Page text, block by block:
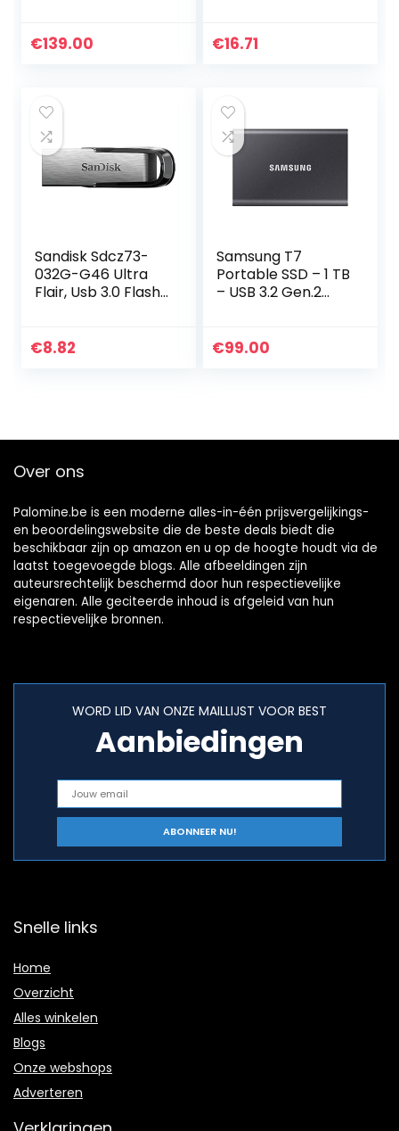
€139.00 €16.71
Sandisk Sdcz73-
032G-G46 Ultra
Flair, Usb 3.0 Flash
€8.82
Samsung T7
Portable SSD – 1 TB
– USB 3.2 Gen.2
PC1T0T/WW)
€99.00
Over ons
Palomine.be is een moderne alles-in-één prijsvergelijkings-
en beoordelingswebsite die de beste deals biedt die
beschikbaar zijn op amazon en u op de hoogte houdt via de
laatst toegevoegde blogs. Alle afbeeldingen zijn
auteursrechtelijk beschermd door hun respectievelijke
eigenaren. Alle geciteerde inhoud is afgeleid van hun
respectievelijke bronnen.
WORD LID VAN ONZE MAILLIJST VOOR BEST
Aanbiedingen
Snelle links
Home
Overzicht
Alles winkelen
Blogs
Onze webshops
Adverteren